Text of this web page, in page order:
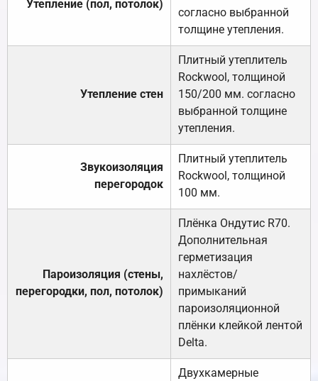
Утепление (пол, потолок)
согласно выбранной
толщине утепления.
Утепление стен
Плитный утеплитель
Rockwool, толщиной
150/200 мм. согласно
выбранной толщине
утепления.
Звукоизоляция
перегородок
Плитный утеплитель
Rockwool, толщиной
100 мм.
Пароизоляция (стены,
перегородки, пол, потолок)
Плёнка Ондутис R70.
Дополнительная
герметизация
нахлёстов/
примыканий
пароизоляционной
плёнки клейкой лентой
Delta.
Двухкамерные